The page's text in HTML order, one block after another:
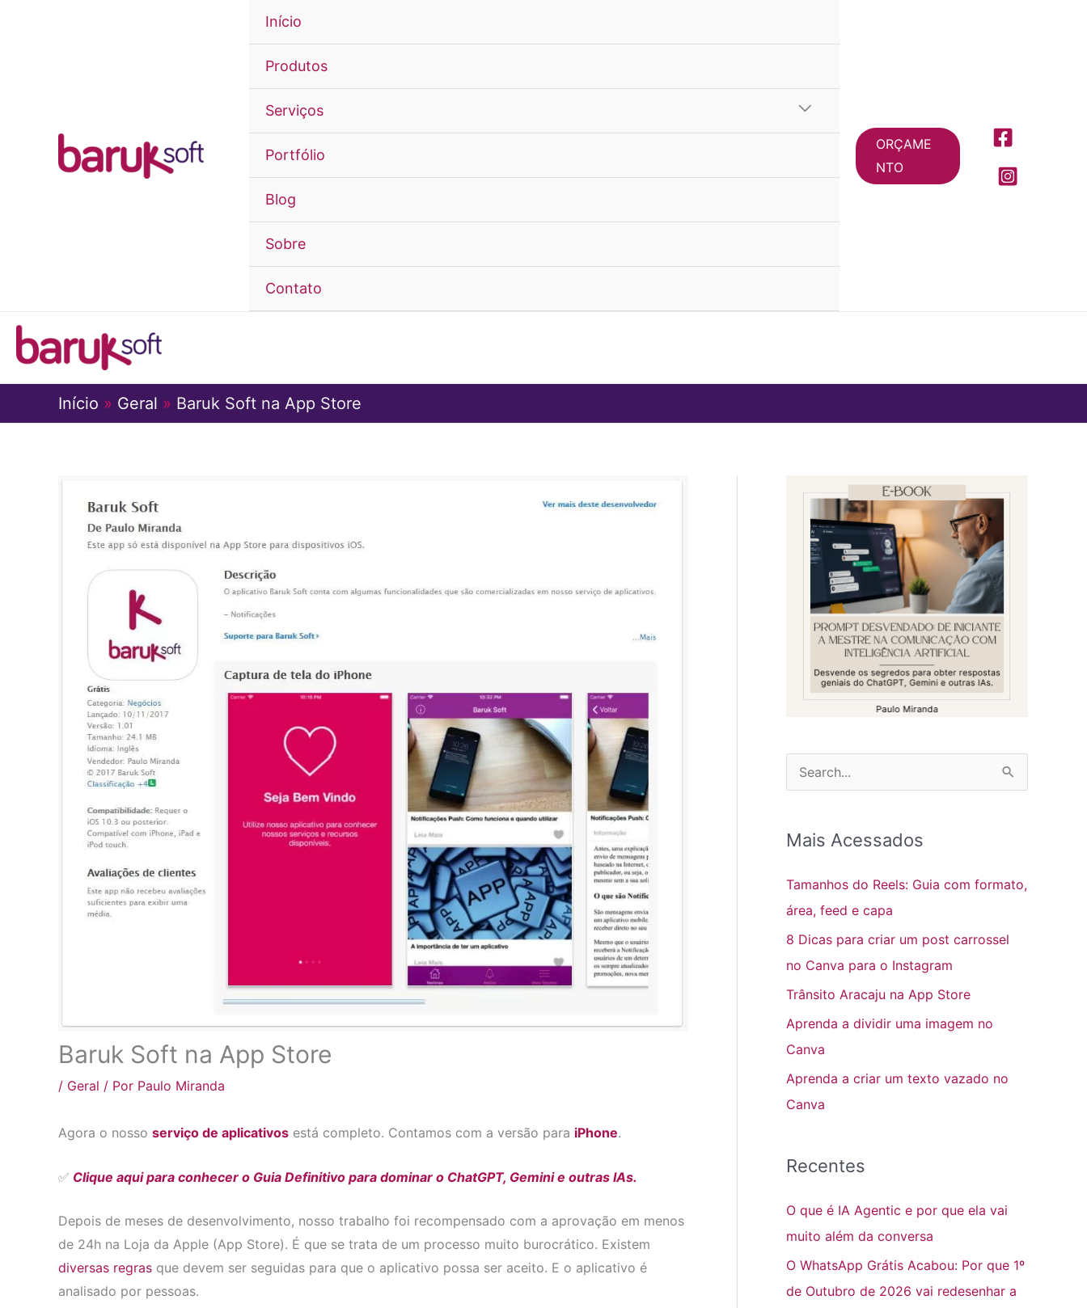
Início
Produtos
Serviços
Portfólio
Blog
Sobre
Contato
ORÇAME
NTO
Início Geral Baruk Soft na App Store
Baruk Soft na App Store
/ Geral / Por Paulo Miranda
Agora o nosso serviço de aplicativos está completo. Contamos com a versão para iPhone.
✅ Clique aqui para conhecer o Guia Definitivo para dominar o ChatGPT, Gemini e outras IAs.
Depois de meses de desenvolvimento, nosso trabalho foi recompensado com a aprovação em menos
de 24h na Loja da Apple (App Store). É que se trata de um processo muito burocrático. Existem
diversas regras que devem ser seguidas para que o aplicativo possa ser aceito. E o aplicativo é
analisado por pessoas.
u
i
s
:
Mais Acessados
Tamanhos do Reels: Guia com formato,
área, feed e capa
8 Dicas para criar um post carrossel
no Canva para o Instagram
Trânsito Aracaju na App Store
Aprenda a dividir uma imagem no
Canva
Aprenda a criar um texto vazado no
Canva
Recentes
O que é IA Agentic e por que ela vai
muito além da conversa
O WhatsApp Grátis Acabou: Por que 1º
de Outubro de 2026 vai redesenhar a